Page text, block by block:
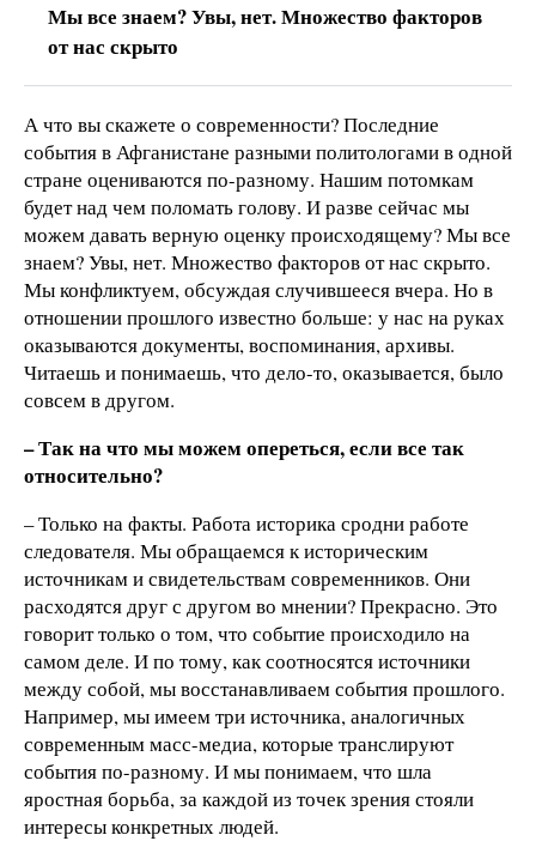
Мы все знаем? Увы, нет. Множество факторов
от нас скрыто
А что вы скажете о современности? Последние
события в Афганистане разными политологами в одной
стране оцениваются по-разному. Нашим потомкам
будет над чем поломать голову. И разве сейчас мы
можем давать верную оценку происходящему? Мы все
знаем? Увы, нет. Множество факторов от нас скрыто.
Мы конфликтуем, обсуждая случившееся вчера. Но в
отношении прошлого известно больше: у нас на руках
оказываются документы, воспоминания, архивы.
Читаешь и понимаешь, что дело-то, оказывается, было
совсем в другом.
– Так на что мы можем опереться, если все так
относительно?
– Только на факты. Работа историка сродни работе
следователя. Мы обращаемся к историческим
источникам и свидетельствам современников. Они
расходятся друг с другом во мнении? Прекрасно. Это
говорит только о том, что событие происходило на
самом деле. И по тому, как соотносятся источники
между собой, мы восстанавливаем события прошлого.
Например, мы имеем три источника, аналогичных
современным масс-медиа, которые транслируют
события по-разному. И мы понимаем, что шла
яростная борьба, за каждой из точек зрения стояли
интересы конкретных людей.